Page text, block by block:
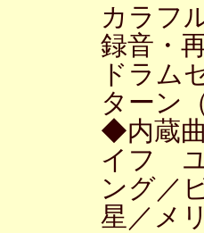
カラフ
録音・
ドラム
ターン
◆内蔵
イフ
ング／
星／メ